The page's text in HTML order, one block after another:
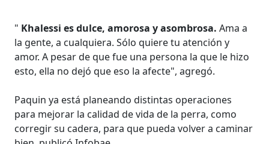
" Khalessi es dulce, amorosa y asombrosa.Ama a
la gente, a cualquiera. Sólo quiere tu atención y
amor. A pesar de que fue una persona la que le hizo
esto, ella no dejó que eso la afecte", agregó.
Paquin ya está planeando distintas operaciones
para mejorar la calidad de vida de la perra, como
corregir su cadera, para que pueda volver a caminar